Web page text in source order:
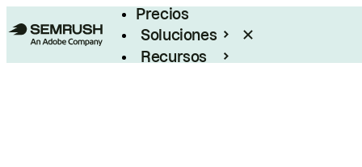
Precios
Soluciones
Recursos